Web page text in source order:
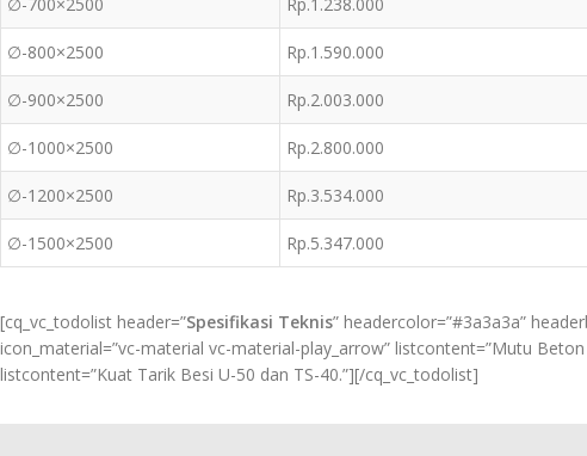
∅-800×2500 Rp.1.590.000
∅-900×2500 Rp.2.003.000
∅-1000×2500 Rp.2.800.000
∅-1200×2500 Rp.3.534.000
∅-1500×2500 Rp.5.347.000
[cq_vc_todolist header=”Spesifikasi Teknis” headercolor=”#3a3a3a”
icon_material=”vc-material vc-material-play_arrow” listcontent=”Mutu
listcontent=”Kuat Tarik Besi U-50 dan TS-40.”][/cq_vc_todolist]